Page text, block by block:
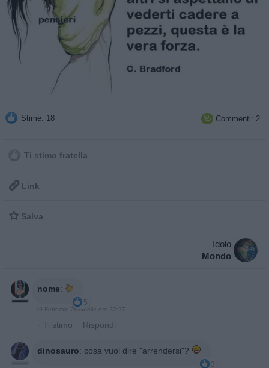
Stime: 18  Commenti: 2
Ti stimo fratella
 Link
 Salva
Idolo
Mondo
nome:
5
19 Febbraio 2016 alle ore 22:27
· Ti stimo · Rispondi
dinosauro: cosa vuol dire "arrendersi"?
3